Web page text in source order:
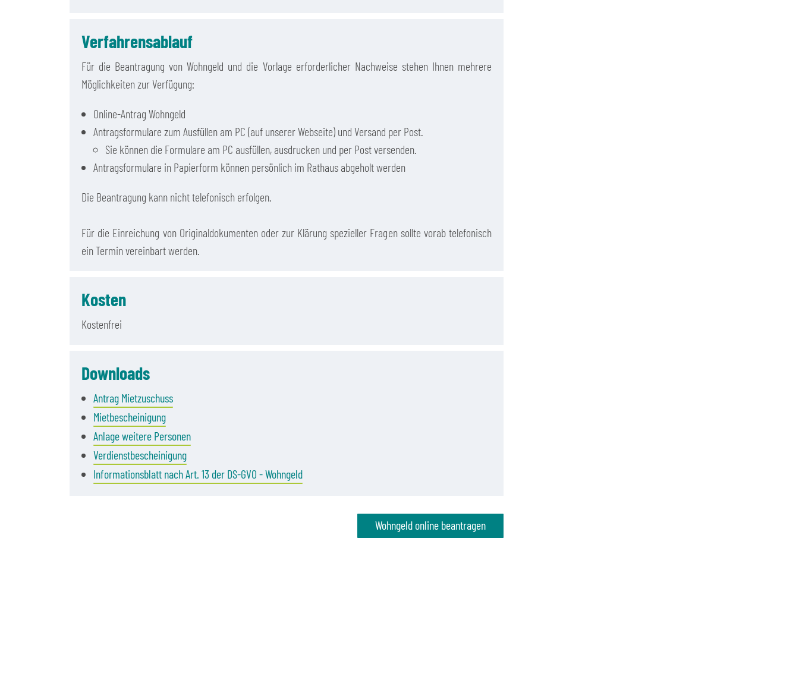
Verfahrensablauf
Für die Beantragung von Wohngeld und die Vorlage erforderlicher Nachweise stehen Ihnen mehrere
Möglichkeiten zur Verfügung:
Online-Antrag Wohngeld
Antragsformulare zum Ausfüllen am PC (auf unserer Webseite) und Versand per Post.
Sie können die Formulare am PC ausfüllen, ausdrucken und per Post versenden.
Antragsformulare in Papierform können persönlich im Rathaus abgeholt werden
Die Beantragung kann nicht telefonisch erfolgen.
Für die Einreichung von Originaldokumenten oder zur Klärung spezieller Fragen sollte vorab telefonisch
ein Termin vereinbart werden.
Kosten
Kostenfrei
Downloads
Antrag Mietzuschuss
Mietbescheinigung
Anlage weitere Personen
Verdienstbescheinigung
Informationsblatt nach Art. 13 der DS-GVO - Wohngeld
Wohngeld online beantragen